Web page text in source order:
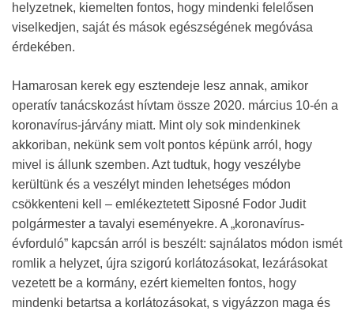
helyzetnek, kiemelten fontos, hogy mindenki felelősen
viselkedjen, saját és mások egészségének megóvása
érdekében.
Hamarosan kerek egy esztendeje lesz annak, amikor
operatív tanácskozást hívtam össze 2020. március 10-én a
koronavírus-járvány miatt. Mint oly sok mindenkinek
akkoriban, nekünk sem volt pontos képünk arról, hogy
mivel is állunk szemben. Azt tudtuk, hogy veszélybe
kerültünk és a veszélyt minden lehetséges módon
csökkenteni kell – emlékeztetett Siposné Fodor Judit
polgármester a tavalyi eseményekre. A „koronavírus-
évforduló” kapcsán arról is beszélt: sajnálatos módon ismét
romlik a helyzet, újra szigorú korlátozásokat, lezárásokat
vezetett be a kormány, ezért kiemelten fontos, hogy
mindenki betartsa a korlátozásokat, s vigyázzon maga és